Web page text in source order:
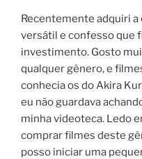
Recentemente adquiri a
versátil e confesso que
investimento. Gosto
qualquer gênero, e
conhecia os do Akira
eu não guardava
minha videoteca. Ledo
comprar filmes deste
posso iniciar uma